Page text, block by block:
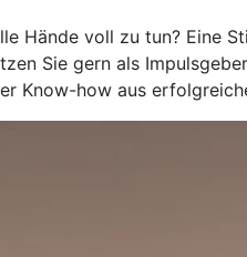
Hände voll zu tun? Eine
Sie gern als
Know-how aus